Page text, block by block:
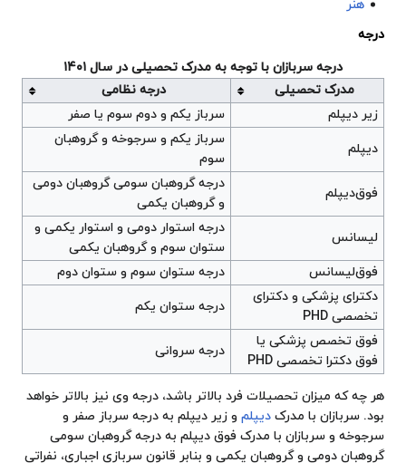
هنر
درجه
درجه سربازان با توجه به مدرک تحصیلی در سال ۱۴۰۱
مدرک تحصیلی
درجه نظامی
زیر دیپلم
سرباز یکم و دوم سوم یا صفر
دیپلم
سرباز یکم و سرجوخه و گروهبان
سوم
فوق‌دیپلم
درجه گروهبان سومی گروهبان دومی
و گروهبان یکمی
لیسانس
درجه استوار دومی و استوار یکمی و
ستوان سوم و گروهبان یکمی
فوق‌لیسانس
درجه ستوان سوم و ستوان دوم
دکترای پزشکی و دکترای
تخصصی PHD
درجه ستوان یکم
فوق تخصص پزشکی یا
فوق دکترا تخصصی PHD
درجه سروانی
هر چه که میزان تحصیلات فرد بالاتر باشد، درجه وی نیز بالاتر خواهد
بود. سربازان با مدرک دیپلم و زیر دیپلم به درجه سرباز صفر و
سرجوخه و سربازان با مدرک فوق دیپلم به درجه گروهبان سومی
گروهبان دومی و گروهبان یکمی و بنابر قانون سربازی اجباری، نفراتی